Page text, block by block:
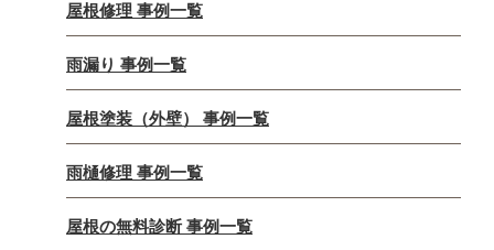
屋根修理 事例一覧
雨漏り 事例一覧
屋根塗装（外壁） 事例一覧
雨樋修理 事例一覧
屋根の無料診断 事例一覧